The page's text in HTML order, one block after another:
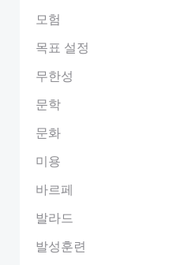
모험
목표 설정
무한성
문학
문화
미용
바르페
발라드
발성훈련